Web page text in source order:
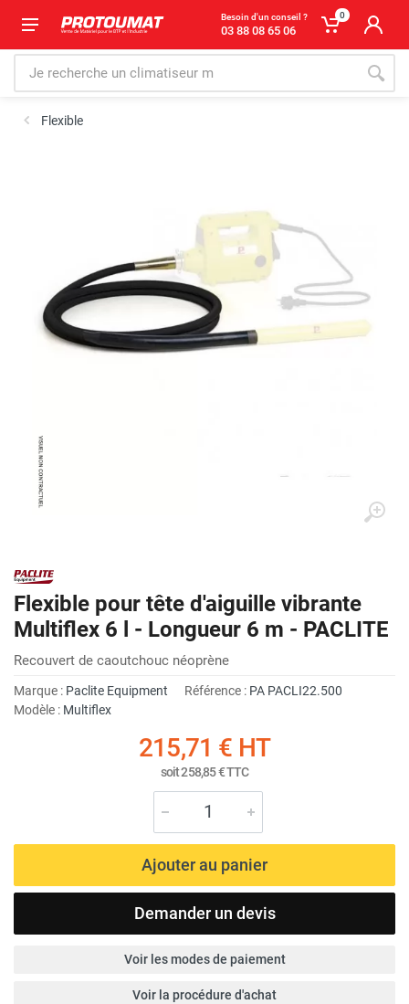
Besoin d'un conseil ?
03 88 08 65 06
0
Flexible
Flexible pour tête d'aiguille vibrante
Multiflex 6 l - Longueur 6 m - PACLITE
Recouvert de caoutchouc néoprène
Marque : Paclite Equipment Référence : PA PACLI22.500
Modèle : Multiflex
215,71 € HT
soit258,85 €TTC
Ajouter au panier
Demander un devis
Voir les modes de paiement
Voir la procédure d'achat